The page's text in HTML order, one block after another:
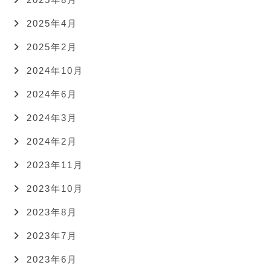
2025年4月
2025年2月
2024年10月
2024年6月
2024年3月
2024年2月
2023年11月
2023年10月
2023年8月
2023年7月
2023年6月